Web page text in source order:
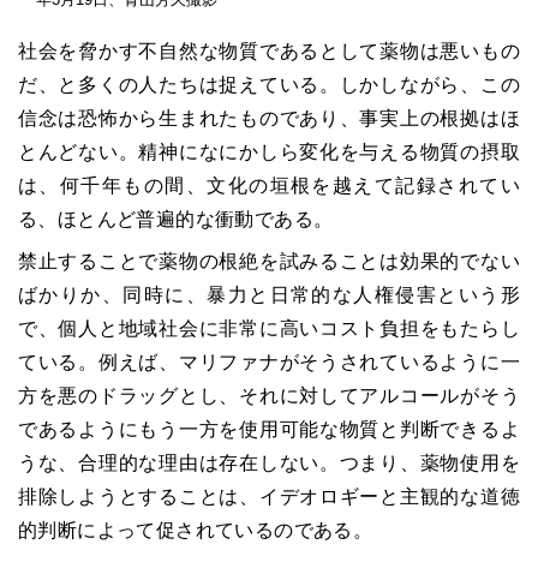
社会を脅かす不自然な物質であるとして薬物は悪いもの
だ、と多くの人たちは捉えている。しかしながら、この
信念は恐怖から生まれたものであり、事実上の根拠はほ
とんどない。精神になにかしら変化を与える物質の摂取
は、何千年もの間、文化の垣根を越えて記録されてい
る、ほとんど普遍的な衝動である。
禁止することで薬物の根絶を試みることは効果的でない
ばかりか、同時に、暴力と日常的な人権侵害という形
で、個人と地域社会に非常に高いコスト負担をもたらし
ている。例えば、マリファナがそうされているように一
方を悪のドラッグとし、それに対してアルコールがそう
であるようにもう一方を使用可能な物質と判断できるよ
うな、合理的な理由は存在しない。つまり、薬物使用を
排除しようとすることは、イデオロギーと主観的な道徳
的判断によって促されているのである。